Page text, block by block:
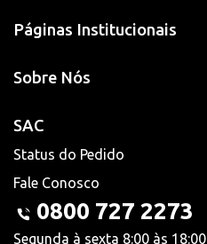
Páginas Institucionais
Sobre Nós
SAC
Status do Pedido
Fale Conosco
0800 727 2273
Segunda à sexta 8:00 às 18:00